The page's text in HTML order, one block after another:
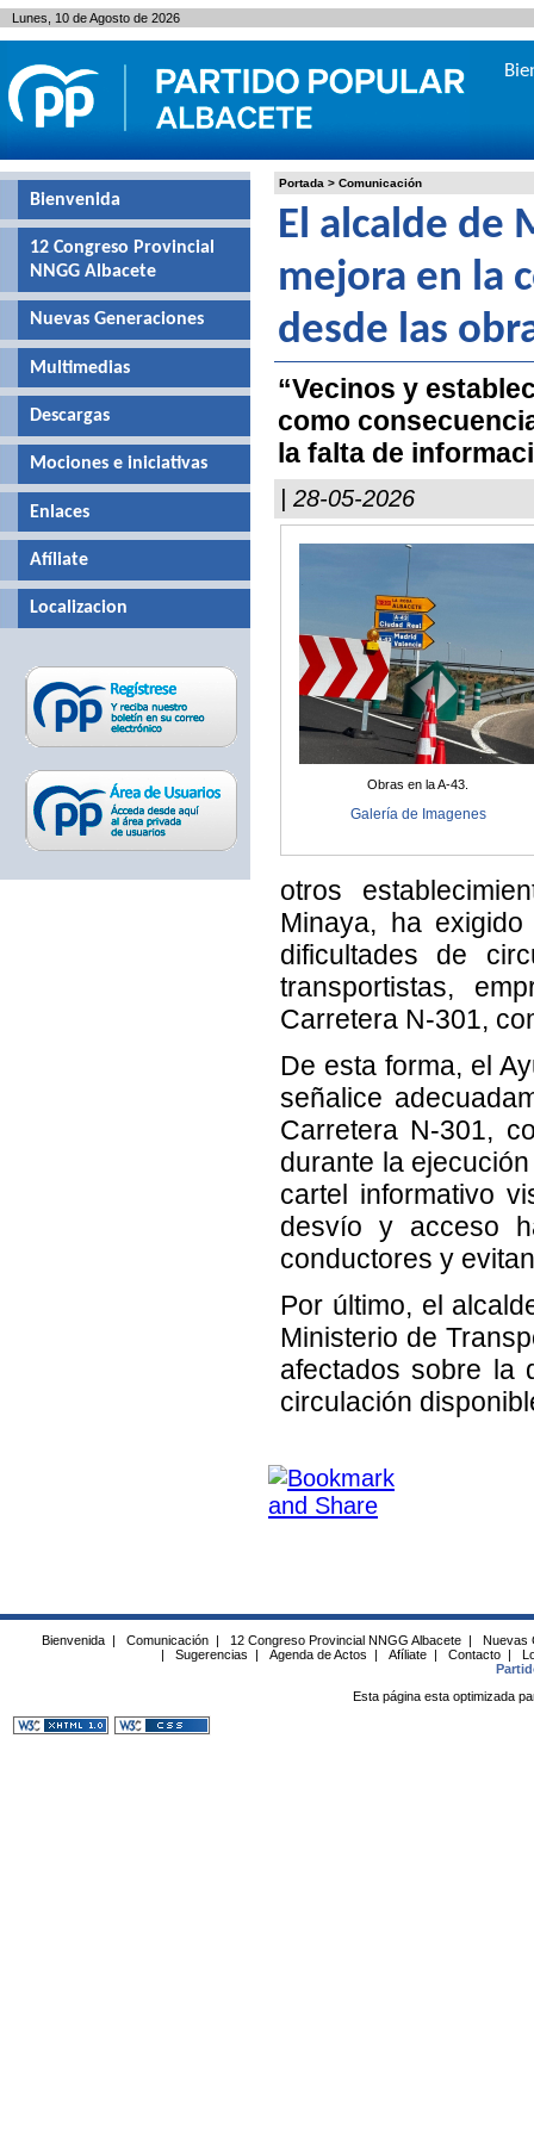
Portada > Comunicación
El alcalde de
mejora en la
desde las
“Vecinos y
como
la falta de
| 28-05-2026
Obras en la A-43.
Galería de Imagenes
otros
Minaya, ha
dificultades de
transportistas,
Carretera N-301,
De esta forma, el
señalice
Carretera N-301,
durante la
cartel informativo
desvío y acceso
conductores y
Por último, el
Ministerio de
afectados sobre la
circulación
Bienvenida
12 Congreso Provincial
NNGG Albacete
Nuevas Generaciones
Multimedias
Descargas
Mociones e iniciativas
Enlaces
Afíliate
Localizacion
Lunes, 10 de Agosto de 2026
Bienvenida | Comunicación | 12 Congreso Provincial NNGG Albacete |
Nuevas
|
Sugerencias | Agenda de Actos | Afíliate | Contacto |
Esta página esta optimizada